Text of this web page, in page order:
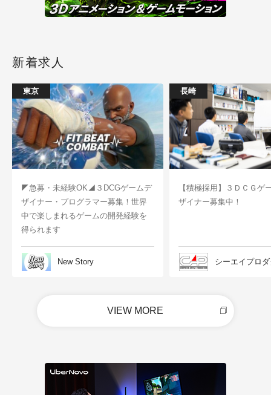
新着求人
東京
◤急募・未経験OK◢３DCGゲームデ
ザイナー・プログラマー募集！世界
中で楽しまれるゲームの開発経験を
得られます
New Story
長崎
【積極採用】３ＤＣＧゲ
ザイナー募集中！
シーエイプロ
VIEW MORE